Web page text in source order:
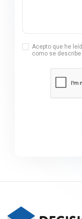
Acepto que he
como se describe